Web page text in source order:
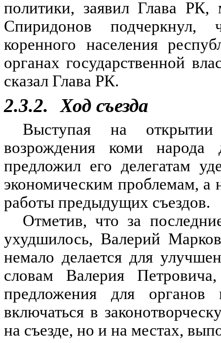
политики, заявил Глава
Спиридонов подчеркнул,
коренного населения
органах государственной
сказал Глава РК.
2.3.2. Ход съезда
Выступая на открытии
возрождения коми
предложил его делегатам
экономическим проблемам, а
работы предыдущих съездов.
Отметив, что за
ухудшилось, Валерий
немало делается для
словам Валерия
предложения для органов
включаться в
на съезде, но и на местах,